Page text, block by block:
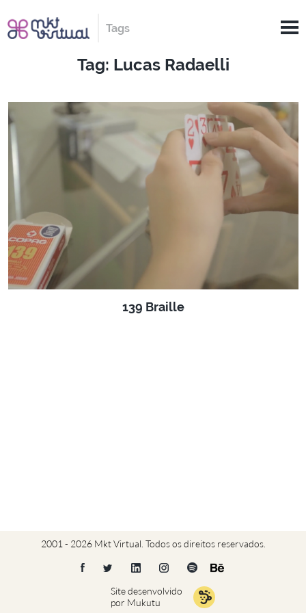
Tags
Tag: Lucas Radaelli
139 Braille
2001 - 2026 Mkt Virtual. Todos os direitos reservados.
Site desenvolvido
por Mukutu